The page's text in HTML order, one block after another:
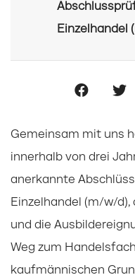
Einzelhandel
Gemeinsam mit uns
innerhalb von drei
anerkannte
Einzelhandel (m/w/
und die
Weg zum
kaufmännischen